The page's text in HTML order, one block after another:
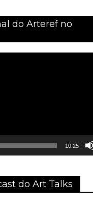
do Arteref no
10:25
do Art Talks